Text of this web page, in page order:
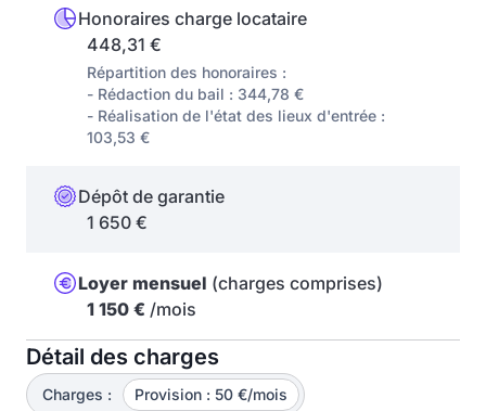
Honoraires charge locataire
448,31 €
Répartition des honoraires :
- Rédaction du bail : 344,78 €
- Réalisation de l'état des lieux d'entrée :
103,53 €
Dépôt de garantie
1 650 €
Loyer mensuel (charges comprises)
1 150 € /mois
Détail des charges
Charges : Provision : 50 €/mois